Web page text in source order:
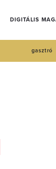
DIGITÁLIS
gasztró